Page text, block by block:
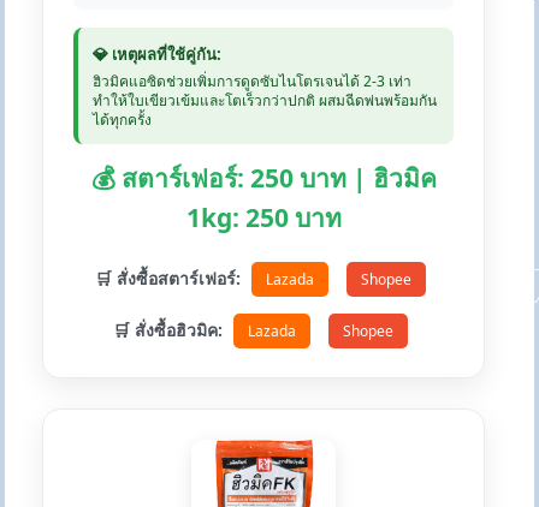
💎 เหตุผลที่ใช้คู่กัน:
ฮิวมิคแอซิดช่วยเพิ่มการดูดซับไนโตรเจนได้ 2-3 เท่า
ทำให้ใบเขียวเข้มและโตเร็วกว่าปกติ ผสมฉีดพ่นพร้อมกัน
ได้ทุกครั้ง
💰 สตาร์เฟอร์: 250 บาท | ฮิวมิค
1kg: 250 บาท
🛒 สั่งซื้อสตาร์เฟอร์: Lazada Shopee
🛒 สั่งซื้อฮิวมิค: Lazada Shopee